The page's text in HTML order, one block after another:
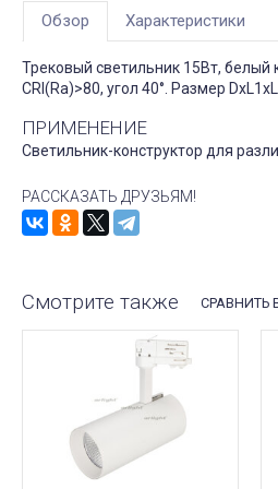
Обзор Характеристики
Трековый светильник 15Вт, белый
CRI(Ra)>80, угол 40°. Размер
ПРИМЕНЕНИЕ
Светильник-конструктор для
РАССКАЗАТЬ ДРУЗЬЯМ!
Смотрите также СРАВНИТЬ